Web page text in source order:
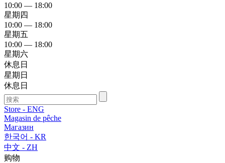
10:00 — 18:00
星期四
10:00 — 18:00
星期五
10:00 — 18:00
星期六
休息日
星期日
休息日
Store - ENG
Magasin de pêche
Магазин
한국어 - KR
中文 - ZH
购物